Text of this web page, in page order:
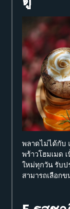
พลาดไม่ได้กับ
พร้าวโฮมเมด
ใหม่ทุกวัน รับป
สามารถเลือก